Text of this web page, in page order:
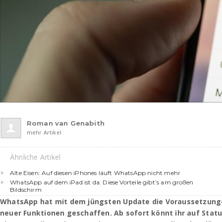
Roman van Genabith
mehr Artikel
Ähnliche Artikel
Alte Eisen: Auf diesen iPhones läuft WhatsApp nicht mehr
WhatsApp auf dem iPad ist da: Diese Vorteile gibt’s am großen
Bildschirm
WhatsApp hat mit dem jüngsten Update die
neuer Funktionen geschaffen. Ab sofort könnt ihr auf